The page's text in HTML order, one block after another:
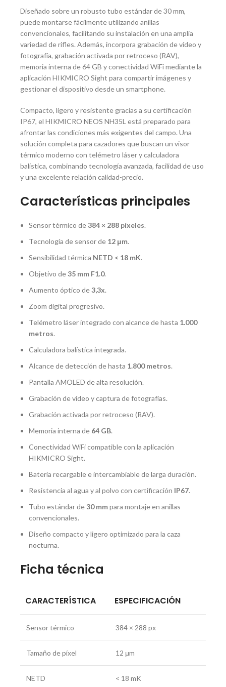
Diseñado sobre un robusto tubo estándar de 30 mm,
puede montarse fácilmente utilizando anillas
convencionales, facilitando su instalación en una amplia
variedad de rifles. Además, incorpora grabación de vídeo y
fotografía, grabación activada por retroceso (RAV),
memoria interna de 64 GB y conectividad WiFi mediante la
aplicación HIKMICRO Sight para compartir imágenes y
gestionar el dispositivo desde un smartphone.
Compacto, ligero y resistente gracias a su certificación
IP67, el HIKMICRO NEOS NH35L está preparado para
afrontar las condiciones más exigentes del campo. Una
solución completa para cazadores que buscan un visor
térmico moderno con telémetro láser y calculadora
balística, combinando tecnología avanzada, facilidad de uso
y una excelente relación calidad-precio.
Características principales
Sensor térmico de384 × 288 píxeles.
Tecnología de sensor de 12 μm.
Sensibilidad térmica NETD < 18 mK.
Objetivo de35 mm F1.0.
Aumento óptico de3,3x.
Zoom digital progresivo.
Telémetro láser integrado con alcance de hasta 1.000
metros.
Calculadora balística integrada.
Alcance de detección de hasta 1.800 metros.
Pantalla AMOLED de alta resolución.
Grabación de vídeo y captura de fotografías.
Grabación activada por retroceso (RAV).
Memoria interna de 64 GB.
Conectividad WiFi compatible con la aplicación
HIKMICRO Sight.
Batería recargable e intercambiable de larga duración.
Resistencia al agua y al polvo con certificación IP67.
Tubo estándar de30 mmpara montaje en anillas
convencionales.
Diseño compacto y ligero optimizado para la caza
nocturna.
Ficha técnica
CARACTERÍSTICA ESPECIFICACIÓN
Sensor térmico 384 × 288 px
Tamaño de píxel 12 μm
NETD < 18 mK